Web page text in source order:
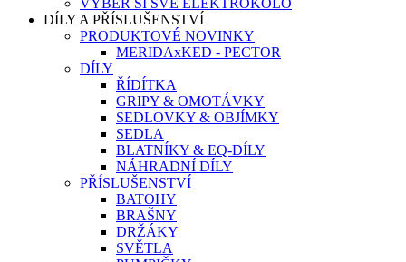
VYBER SI SVÉ ELEKTROKOLO
DÍLY A PŘÍSLUŠENSTVÍ
PRODUKTOVÉ NOVINKY
MERIDAxKED - PECTOR
DÍLY
ŘÍDÍTKA
GRIPY & OMOTÁVKY
SEDLOVKY & OBJÍMKY
SEDLA
BLATNÍKY & EQ-DÍLY
NÁHRADNÍ DÍLY
PŘÍSLUŠENSTVÍ
BATOHY
BRAŠNY
DRŽÁKY
SVĚTLA